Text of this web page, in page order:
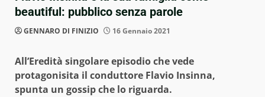
beautiful: pubblico senza parole
GENNARO DI FINIZIO 16 Gennaio 2021
All’Eredità singolare episodio che vede
protagonisita il conduttore Flavio Insinna,
spunta un gossip che lo riguarda.